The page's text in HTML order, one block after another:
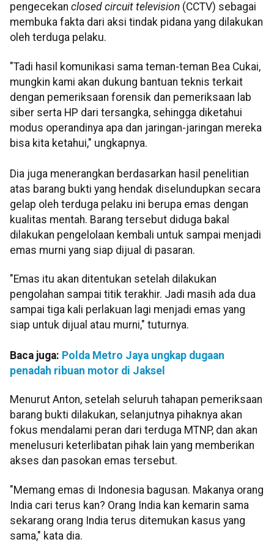
pengecekan closed circuit television (CCTV) sebagai
membuka fakta dari aksi tindak pidana yang dilakukan
oleh terduga pelaku.
"Tadi hasil komunikasi sama teman-teman Bea Cukai,
mungkin kami akan dukung bantuan teknis terkait
dengan pemeriksaan forensik dan pemeriksaan lab
siber serta HP dari tersangka, sehingga diketahui
modus operandinya apa dan jaringan-jaringan mereka
bisa kita ketahui," ungkapnya.
Dia juga menerangkan berdasarkan hasil penelitian
atas barang bukti yang hendak diselundupkan secara
gelap oleh terduga pelaku ini berupa emas dengan
kualitas mentah. Barang tersebut diduga bakal
dilakukan pengelolaan kembali untuk sampai menjadi
emas murni yang siap dijual di pasaran.
"Emas itu akan ditentukan setelah dilakukan
pengolahan sampai titik terakhir. Jadi masih ada dua
sampai tiga kali perlakuan lagi menjadi emas yang
siap untuk dijual atau murni," tuturnya.
Baca juga: Polda Metro Jaya ungkap dugaan
penadah ribuan motor di Jaksel
Menurut Anton, setelah seluruh tahapan pemeriksaan
barang bukti dilakukan, selanjutnya pihaknya akan
fokus mendalami peran dari terduga MTNP, dan akan
menelusuri keterlibatan pihak lain yang memberikan
akses dan pasokan emas tersebut.
"Memang emas di Indonesia bagusan. Makanya orang
India cari terus kan? Orang India kan kemarin sama
sekarang orang India terus ditemukan kasus yang
sama," kata dia.